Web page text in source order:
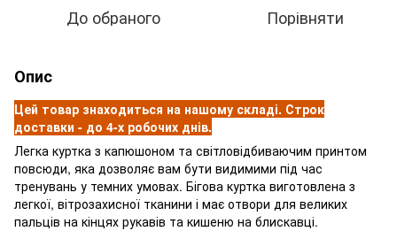
До обраного Порівняти
Опис
Цей товар знаходиться на нашому складі. Строк
доставки - до 4-х робочих днів.
Легка куртка з капюшоном та світловідбиваючим принтом
повсюди, яка дозволяє вам бути видимими під час
тренувань у темних умовах. Бігова куртка виготовлена з
легкої, вітрозахисної тканини і має отвори для великих
пальців на кінцях рукавів та кишеню на блискавці.